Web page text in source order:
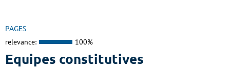
PAGES
relevance: 100%
Equipes constitutives